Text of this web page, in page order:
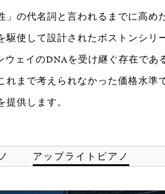
の代名詞と言われるまでに高め
使して設計されたボストンシリ
ェイのDNAを受け継ぐ存在であ
まで考えられなかった価格水準
提供します。
アップライトピアノ